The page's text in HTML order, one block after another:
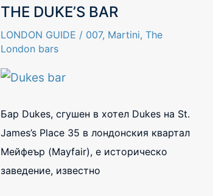
THE DUKE’S BAR
LONDON GUIDE / 007, Martini, The
London bars
Бар Dukes, сгушен в хотел Dukes на St.
James’s Place 35 в лондонския квартал
Мейфеър (Mayfair), е историческо
заведение, известно
THE
DUKE’S